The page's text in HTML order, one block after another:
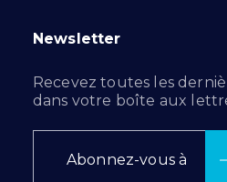
Newsletter
Recevez toutes les
dans votre boîte aux
Abonnez-vous à